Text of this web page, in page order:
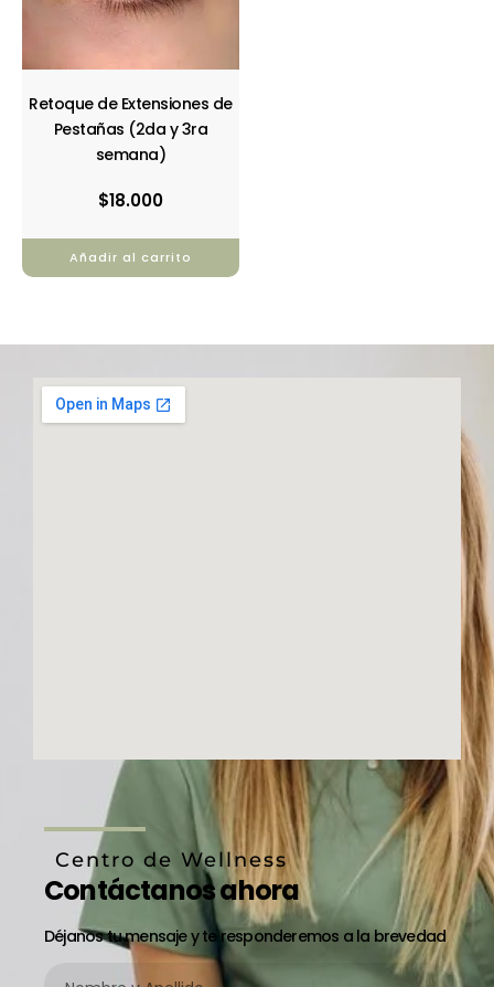
Retoque de Extensiones de
Pestañas (2da y 3ra
semana)
$18.000
Añadir al carrito
Centro de Wellness
Contáctanos ahora
Déjanos tu mensaje y te responderemos a la brevedad